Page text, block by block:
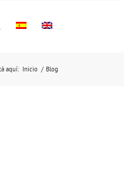
aquí: Inicio / Blog